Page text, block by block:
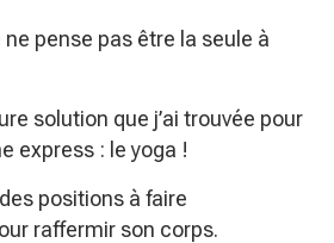
ne pense pas être la seule à
solution que j’ai trouvée pour
express : le yoga !
positions à faire
raffermir son corps.